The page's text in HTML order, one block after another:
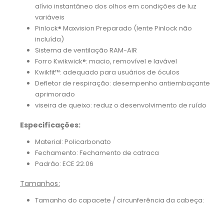
alívio instantâneo dos olhos em condições de luz
variáveis
Pinlock® Maxvision Preparado (lente Pinlock não
incluída)
Sistema de ventilação RAM-AIR
Forro Kwikwick®: macio, removível e lavável
Kwikfit™: adequado para usuários de óculos
Defletor de respiração: desempenho antiembaçante
aprimorado
viseira de queixo: reduz o desenvolvimento de ruído
Especificações:
Material: Policarbonato
Fechamento: Fechamento de catraca
Padrão: ECE 22.06
Tamanhos:
Tamanho do capacete / circunferência da cabeça: